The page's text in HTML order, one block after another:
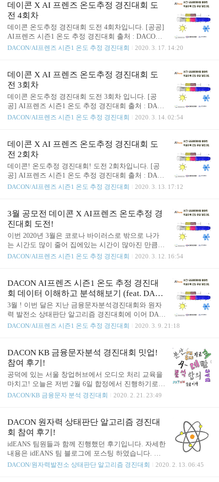
X07, X28, X31, X32 기온데이터, X11, X34 일일 누적
일사량 데이터를 사용하였습니다. data_for_graph = tr
ain.loc[:, ['Y06', 'Y09', 'Y12', 'Y16', 'Y17']].dropna() pl
t.figure(figsize=(20, 10)) plt.plot(data_for_graph) impor
t numpy as np new_Y_18 =..
데이콘 X AI 프렌즈 온도추정 경진대회 도
전 4회차
데이콘 온도추정 경진대회 도전 4회차입니다. [공공]
AI프렌즈 시즌1 온도 추정 경진대회 출처 : DACON -
Data Science Competition dacon.io 오늘은 그동안 계속
의 데이터만 존재하는 3일동안의 Y00 ~ Y17 센서 데
이터를 예측한 후 가장 비슷한 센서데이터를 선택하
여 그 데이터를 바탕으로 앞쪽에 30일 가량 비어있는
Y18데이터를 채워넣어 학습하고 결과를 도출해보았
습니다. 먼저 ligthGBM의 LGBMRegressor를 활용하
여 3일간의 Y00 ~ Y17센서 데이터를 예측해보았습
V를 활용하였습니다. lg..
DACON/AI프렌즈 시즌1 온도 추정 경진대회 2020. 3. 17. 14:20
데이콘 X AI 프렌즈 온도추정 경진대회 도
전 3회차
데이콘 온도추정 경진대회 도전 3회차 입니다. [공
공] AI프렌즈 시즌1 온도 추정 경진대회 출처 : DAC
ON - Data Science Competition dacon.io 오늘은 lightG
판단 알고리즘을 도전해보면서 머신러닝을 공부하며
Gradient Boosing알고리즘 중의 하나인 LightGBM 알
고리즘을 알게되었고 DACON KB 금융문자분석경진
대회에서도 수상자들이 사용했다는 것을.. somjang.ti
story.com 먼저 Colab에 LightGBM을 설치해주었습니
다. 데이터는 2회차와 동일하게 3일치의 기상청 측정
DACON/AI프렌즈 시즌1 온도 추정 경진대회 2020. 3. 14. 02:54
데이콘 X AI 프렌즈 온도추정 경진대회 도
전 2회차
데이콘! 온도추정 경진대회! 도전 2회차입니다. [공
공] AI프렌즈 시즌1 온도 추정 경진대회 출처 : DAC
ON - Data Science Competition dacon.io 오늘은 사용하
해보면서 대회 설명으로가서 대회의 배경을 다시 읽
어보았습니다. 저가의 센서로 온도를 측정하였고 우
리는 그 저가의 센서들 중 하나의 결과를 예측해야합
니다. 주어진 데이터는 다음과 같습니다. 대회 도전
전에 히트맵을 통해서 센서와 기온의 상관관계가 높
다는 것을 알게되었고 Y18센서의 데이터가 있는 3일
를 내고 제출을 해보았습니다. 먼저 상관 관계가 낮
은 데이터도 예측에 많이 ..
DACON/AI프렌즈 시즌1 온도 추정 경진대회 2020. 3. 13. 17:12
3월 공모전 데이콘 X AI프렌즈 온도추정 경
진대회 도전!
이번 2020년 3월은 코로나 바이러스로 밖으로 나가
는 시간도 많이 줄어 집에있는 시간이 많아진 만큼 K
aggle에서 진행하는 NLP관련 대회인 Real or Not? NL
시즌1 온도 추정 경진대회 출처 : DACON - Data Scie
nce Competition dacon.io 그리고 스타크래프트 게임
플레이 데이터를 바탕으로 진행되는 데이콘 월간 데
이콘 3 행동 데이터 분석 대회를 진행해보려고 합니
다. [게임] 월간 데이콘 3 행동 데이터 분석 대회 출처
: DACON - Data Science Competition dacon.io 총 상금
DACON/AI프렌즈 시즌1 온도 추정 경진대회 2020. 3. 12. 16:54
DACON AI프렌즈 시즌1 온도 추정 경진대
회 데이터 이해하고 분석해보기 (feat. DAC
ON YOUTUBE)
3월 ! 이번 달은 지난 금융문자분석경진대회와 원자
력 발전소 상태판단 알고리즘 경진대회에 이어 DAC
ON과 AI프렌즈가 함께 개최한 AI프렌즈 시즌 1 온도
속 개최될지 궁금해 더 기대가 되는 대회입니다. [공
공] AI프렌즈 시즌1 온도 추정 경진대회 출처 : DAC
ON - Data Science Competition dacon.io 오늘은 첫날로
데이터에 대해서 이해하고 분석해보고자 합니다. 위
의 유튜브 내용을 보면서 이해한 내용과 그 후 분석
해본 내용에 대해서 적어보았습니다. 대회 목적 기상
하는 모델 생성 모델 생성을 위해 기상청에서 관측한
기상 데이터..
DACON/AI프렌즈 시즌1 온도 추정 경진대회 2020. 3. 9. 21:18
DACON KB 금융문자분석 경진대회 밋업!
참여 후기!
공덕에 있는 서울 창업허브에서 오디오 처리 교육을
마치고! 오늘은 저번 2월 6일 합정에서 진행하기로
했었다가 취소가 되어 너무너무너무너무너무나도 아
결과가 나왔던 분들은 도대체 어떤 모델을 사용했길
래! 어떤 방법으로 전처리를 했길래! 100퍼센트에 가
까운 모델을 만들었는지 너무나도 궁금했습니다. 자
연어처리 관련 오픈채팅방, 페이스북, 7위로 대회를
마치신 김웅곤님이 하시는 BERT강의까지 정말 여기
저기! 그 비결을 수소문하러 다녔었습니다. 그 결과
DACON/KB 금융문자 분석 경진대회 2020. 2. 21. 23:49
DACON 원자력 상태판단 알고리즘 경진대
회 참여 후기!
idEANS 팀원들과 함께 진행했던 후기입니다. 자세한
내용은 idEANS 팀 블로그에 포스팅 하였습니다. 아
래의 링크를 참고해 주시기 바랍니다. 대회 링크 [산
DACON/원자력발전소 상태판단 알고리즘 경진대회 2020. 2. 13. 06:45